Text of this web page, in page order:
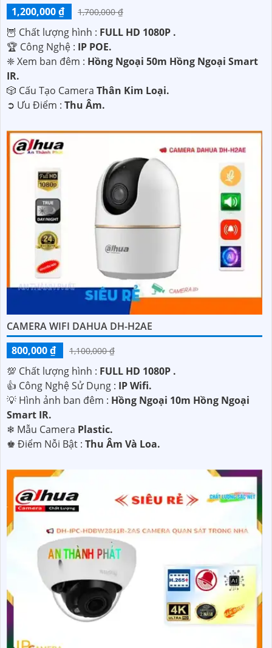
1,200,000 ₫
1,700,000 ₫
🦉 Chất lượng hình : FULL HD 1080P .
🏆 Công Nghệ : IP POE.
❈ Xem ban đêm : Hồng Ngoại 50m Hồng Ngoại Smart
IR.
🎲 Cấu Tạo Camera Thân Kim Loại.
️➲ Ưu Điểm : Thu Âm.
CAMERA WIFI DAHUA DH-H2AE
800,000 ₫
1,100,000 ₫
💯 Chất lượng hình : FULL HD 1080P .
👍 Công Nghệ Sử Dụng : IP Wifi.
💡 Hình ảnh ban đêm : Hồng Ngoại 10m Hồng Ngoại
Smart IR.
❄ Mẫu Camera Plastic.
️♚ Điểm Nỗi Bật : Thu Âm Và Loa.